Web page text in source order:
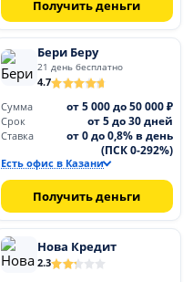
Получить деньги
Бери Беру
21 день бесплатно
4.7
Сумма
от 5 000 до 50 000 ₽
Срок от 5 до 30 дней
Ставка
от 0 до 0,8% в день
(ПСК 0-292%)
Есть офис в Казани
Получить деньги
Нова Кредит
2.3